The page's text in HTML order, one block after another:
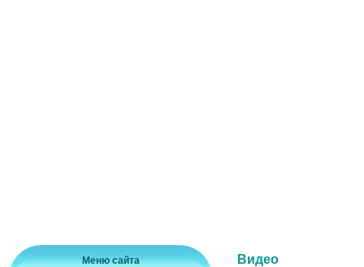
Меню сайта Видео